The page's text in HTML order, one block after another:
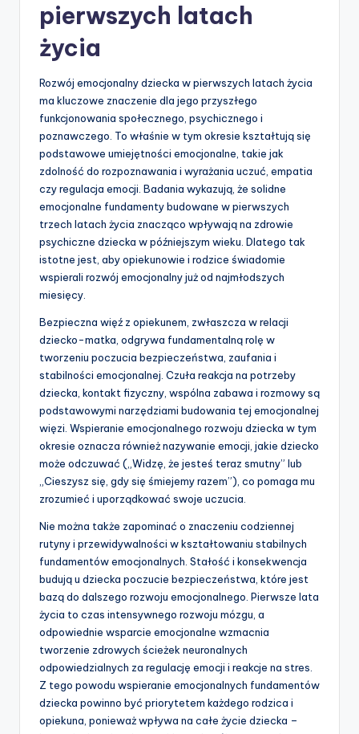
pierwszych latach
życia
Rozwój emocjonalny dziecka w pierwszych latach życia
ma kluczowe znaczenie dla jego przyszłego
funkcjonowania społecznego, psychicznego i
poznawczego. To właśnie w tym okresie kształtują się
podstawowe umiejętności emocjonalne, takie jak
zdolność do rozpoznawania i wyrażania uczuć, empatia
czy regulacja emocji. Badania wykazują, że solidne
emocjonalne fundamenty budowane w pierwszych
trzech latach życia znacząco wpływają na zdrowie
psychiczne dziecka w późniejszym wieku. Dlatego tak
istotne jest, aby opiekunowie i rodzice świadomie
wspierali rozwój emocjonalny już od najmłodszych
miesięcy.
Bezpieczna więź z opiekunem, zwłaszcza w relacji
dziecko-matka, odgrywa fundamentalną rolę w
tworzeniu poczucia bezpieczeństwa, zaufania i
stabilności emocjonalnej. Czuła reakcja na potrzeby
dziecka, kontakt fizyczny, wspólna zabawa i rozmowy są
podstawowymi narzędziami budowania tej emocjonalnej
więzi. Wspieranie emocjonalnego rozwoju dziecka w tym
okresie oznacza również nazywanie emocji, jakie dziecko
może odczuwać („Widzę, że jesteś teraz smutny” lub
„Cieszysz się, gdy się śmiejemy razem”), co pomaga mu
zrozumieć i uporządkować swoje uczucia.
Nie można także zapominać o znaczeniu codziennej
rutyny i przewidywalności w kształtowaniu stabilnych
fundamentów emocjonalnych. Stałość i konsekwencja
budują u dziecka poczucie bezpieczeństwa, które jest
bazą do dalszego rozwoju emocjonalnego. Pierwsze lata
życia to czas intensywnego rozwoju mózgu, a
odpowiednie wsparcie emocjonalne wzmacnia
tworzenie zdrowych ścieżek neuronalnych
odpowiedzialnych za regulację emocji i reakcje na stres.
Z tego powodu wspieranie emocjonalnych fundamentów
dziecka powinno być priorytetem każdego rodzica i
opiekuna, ponieważ wpływa na całe życie dziecka –